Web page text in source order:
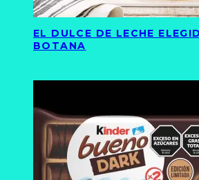
EL DULCE DE LECHE
BOTANA